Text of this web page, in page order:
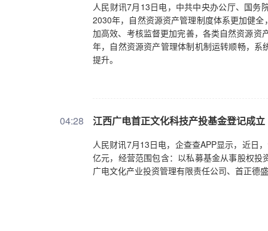
人民财讯7月13日电，中共中央办公厅、国务
2030年，自然资源资产管理制度体系更加健
加高效、考核监督更加完善，各类自然资源
年，自然资源资产管理体制机制运转顺畅，
提升。
04:28 江西广电首正文化科技产投基金登记成立
人民财讯7月13日电，企查查APP显示，近日
亿元，经营范围包含：以私募基金从事股权
广电文化产业投资管理有限责任公司、首正德